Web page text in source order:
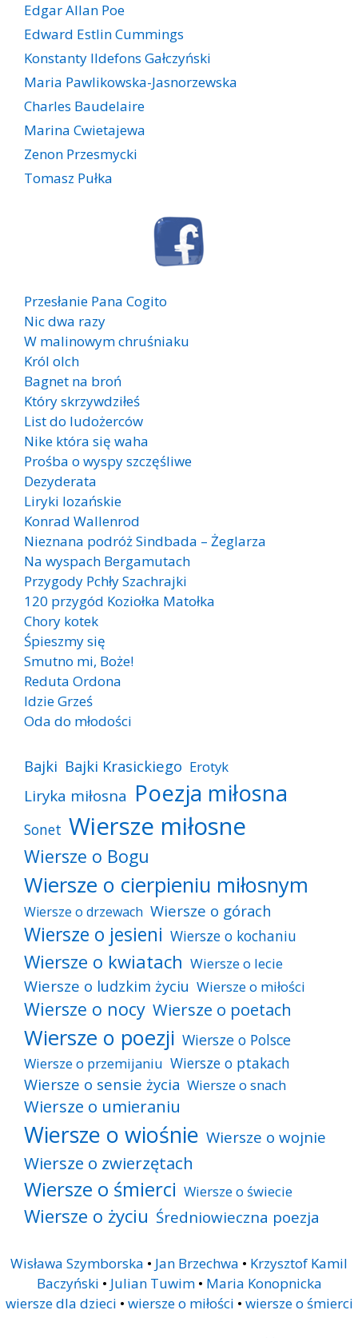
Edgar Allan Poe
Edward Estlin Cummings
Konstanty Ildefons Gałczyński
Maria Pawlikowska-Jasnorzewska
Charles Baudelaire
Marina Cwietajewa
Zenon Przesmycki
Tomasz Pułka
Przesłanie Pana Cogito
Nic dwa razy
W malinowym chruśniaku
Król olch
Bagnet na broń
Który skrzywdziłeś
List do ludożerców
Nike która się waha
Prośba o wyspy szczęśliwe
Dezyderata
Liryki lozańskie
Konrad Wallenrod
Nieznana podróż Sindbada – Żeglarza
Na wyspach Bergamutach
Przygody Pchły Szachrajki
120 przygód Koziołka Matołka
Chory kotek
Śpieszmy się
Smutno mi, Boże!
Reduta Ordona
Idzie Grześ
Oda do młodości
Bajki Bajki Krasickiego Erotyk
Liryka miłosna Poezja miłosna
Sonet Wiersze miłosne
Wiersze o Bogu
Wiersze o cierpieniu miłosnym
Wiersze o drzewach Wiersze o górach
Wiersze o jesieni Wiersze o kochaniu
Wiersze o kwiatach Wiersze o lecie
Wiersze o ludzkim życiu Wiersze o miłości
Wiersze o nocy Wiersze o poetach
Wiersze o poezji Wiersze o Polsce
Wiersze o przemijaniu Wiersze o ptakach
Wiersze o sensie życia Wiersze o snach
Wiersze o umieraniu
Wiersze o wiośnie Wiersze o wojnie
Wiersze o zwierzętach
Wiersze o śmierci Wiersze o świecie
Wiersze o życiu Średniowieczna poezja
Wisława Szymborska • Jan Brzechwa • Krzysztof Kamil
Baczyński • Julian Tuwim• Maria Konopnicka
wiersze dla dzieci • wiersze o miłości • wiersze o śmierci